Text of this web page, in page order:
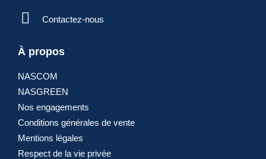
Contactez-nous
À propos
NASCOM
NASGREEN
Nos engagements
Conditions générales de vente
Mentions légales
Respect de la vie privée